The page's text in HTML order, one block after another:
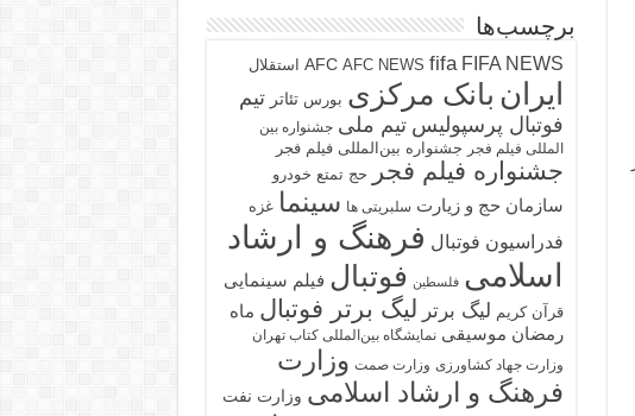
برچسب‌ها
AFC AFC NEWS fifa FIFA NEWS استقلال
ایران بانک مرکزی بورس تئاتر تیم
فوتبال پرسپولیس تیم ملی جشنواره بین
المللی فیلم فجر جشنواره بین‌المللی فیلم فجر
جشنواره فیلم فجر حج تمتع خودرو
سازمان حج و زیارت سلبریتی ها سینما غزه
فدراسیون فوتبال فرهنگ و ارشاد
اسلامی فلسطین فوتبال فیلم سینمایی
قرآن کریم لیگ برتر لیگ برتر فوتبال ماه
رمضان موسیقی نمایشگاه بین‌المللی کتاب تهران
وزارت جهاد کشاورزی وزارت صمت وزارت
فرهنگ و ارشاد اسلامی وزارت نفت